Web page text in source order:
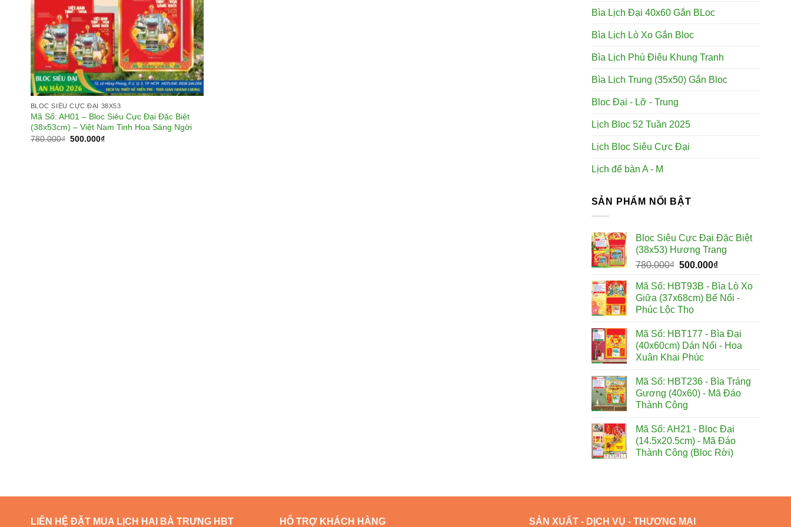
BLOC SIÊU CỰC ĐẠI 38X53
Mã Số: AH01 – Bloc Siêu Cực Đại Đặc Biệt
(38x53cm) – Việt Nam Tinh Hoa Sáng Ngời
780.000₫ Giá
500.000₫Giá
Bìa Lịch Đại 40x60 Gắn BLoc
Bìa Lịch Lò Xo Gắn Bloc
Bìa Lịch Phù Điêu Khung Tranh
Bìa Lịch Trung (35x50) Gắn Bloc
Bloc Đại - Lỡ - Trung
Lịch Bloc 52 Tuần 2025
Lịch Bloc Siêu Cực Đại
Lịch để bàn A - M
SẢN PHẨM NỔI BẬT
Bloc Siêu Cực Đại Đặc Biệt
(38x53) Hương Trang
780.000₫ Giá
là:
780.000₫.
500.000₫Giá
tại
là:
Mã Số: HBT93B - Bìa Lò Xo
Giữa (37x68cm) Bế Nổi -
Phúc Lộc Thọ
Mã Số: HBT177 - Bìa Đại
(40x60cm) Dán Nổi - Hoa
Xuân Khai Phúc
Mã Số: HBT236 - Bìa Tráng
Gương (40x60) - Mã Đáo
Thành Công
Mã Số: AH21 - Bloc Đại
(14.5x20.5cm) - Mã Đáo
Thành Công (Bloc Rời)
LIÊN HỆ ĐẶT MUA LỊCH HAI BÀ TRƯNG HBT HỖ TRỢ KHÁCH HÀNG SẢN XUẤT - DỊCH VỤ - THƯƠNG MẠI